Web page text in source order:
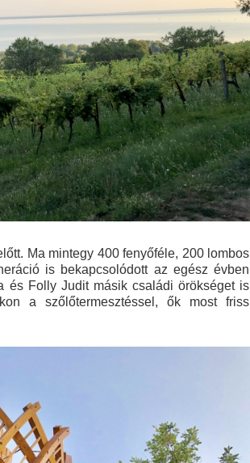
Ma mintegy 400 fenyőféle, 200 lombos
is bekapcsolódott az egész évben
és Folly Judit másik családi örökséget is
a szőlőtermesztéssel, ők most friss